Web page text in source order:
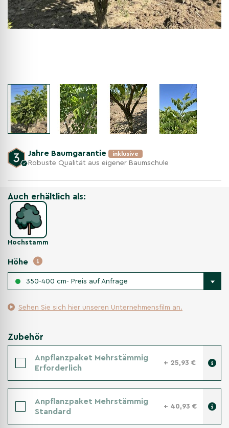
Jahre Baumgarantie inklusive
Robuste Qualität aus eigener Baumschule
Auch erhältlich als:
Hochstamm
Höhe
350-400 cm- Preis auf Anfrage
Sehen Sie sich hier unseren Unternehmensfilm an.
Zubehör
Anpflanzpaket Mehrstämmig
Erforderlich
+ 25,93 €
Anpflanzpaket Mehrstämmig
Standard
+ 40,93 €